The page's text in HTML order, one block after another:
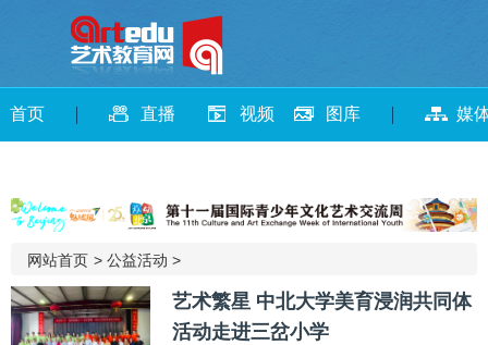
首页 直播 视频 图库 媒
网站首页 > 公益活动 >
艺术繁星 中北大学美育浸润共同体
活动走进三岔小学